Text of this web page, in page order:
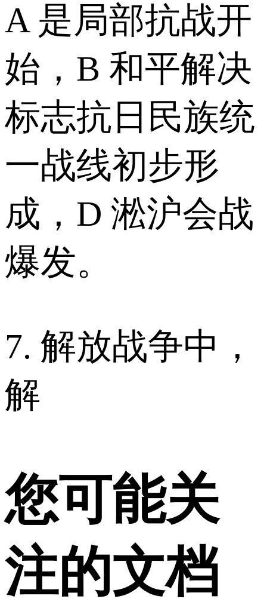
A 是局部抗战开
始，B 和平解决
标志抗日民族统
一战线初步形
成，D 淞沪会战
爆发。
7. 解放战争中，
解
您可能关
注的文档